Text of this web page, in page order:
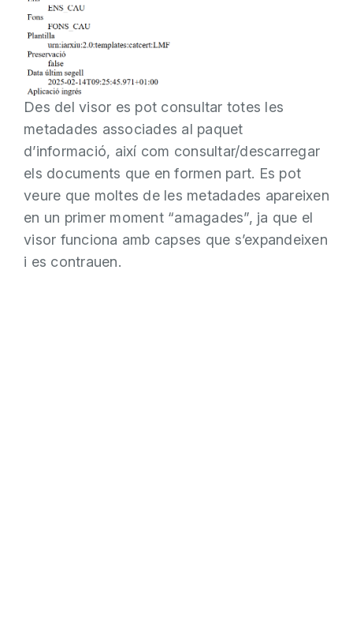
Des del visor es pot consultar totes les
metadades associades al paquet
d’informació, així com consultar/descarregar
els documents que en formen part. Es pot
veure que moltes de les metadades apareixen
en un primer moment “amagades”, ja que el
visor funciona amb capses que s’expandeixen
i es contrauen.